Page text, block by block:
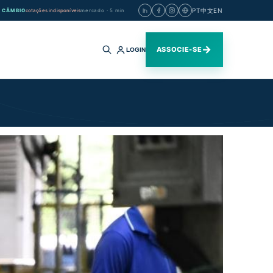
CÂMBIOcotações indisponíveismercado · 5 min PT中文EN
Buscar
site
LOGIN ASSOCIE-SE→